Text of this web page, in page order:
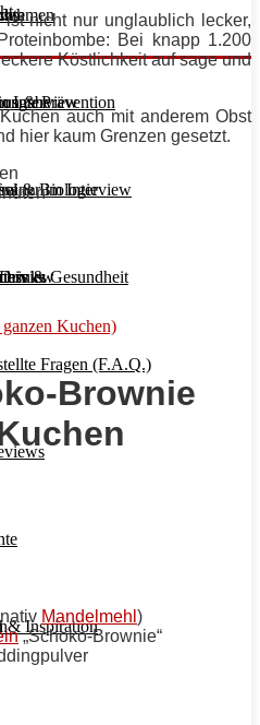
& Prävention
& Biologie
& Gesundheit
Fragen (F.A.Q.)
& Inspiration
Interview
im Interview
nicht nur unglaublich lecker,
Bei knapp 1.200
Köstlichkeit auf sage und
auch mit anderem Obst
hier kaum Grenzen gesetzt.
Kuchen)
Brownie
Mandelmehl )
„Schoko-Brownie“